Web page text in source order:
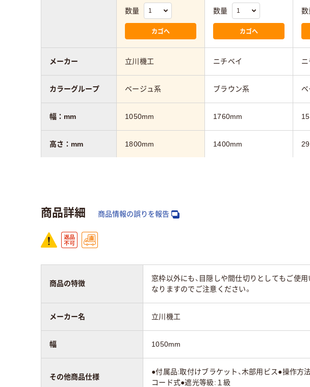
数量
カゴへ
数量
カゴへ
数
立川機工 ニチベイ
ベージュ系 ブラウン系
1050mm 1760mm
1800mm 1400mm
メーカー
カラーグループ
幅：mm
高さ：mm
商品詳細 商品情報の誤りを報告
商品の特徴
窓枠以外にも、目隠しや間仕切りとしてもご使
なりますのでご注意ください。
メーカー名 立川機工
幅 1050mm
その他商品仕様
●付属品:取付けブラケット、木部用ビス●操作方
コード式●遮光等級:１級